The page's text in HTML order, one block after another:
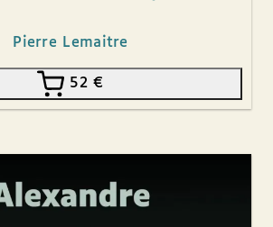
Pierre Lemaitre
52€